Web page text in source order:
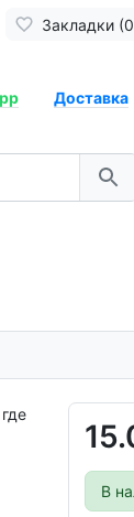
Закладки
Доставка
В